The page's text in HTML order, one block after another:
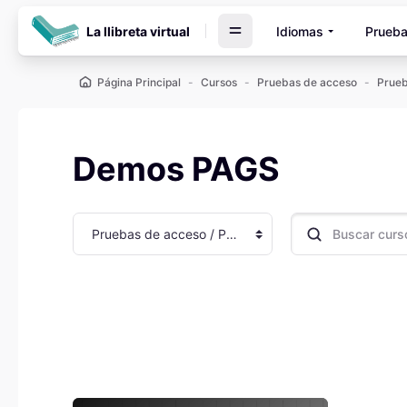
La llibreta virtual Idiomas
Página Principal Cursos Pruebas de acceso
Demos PAGS
Categorías Buscar cursos